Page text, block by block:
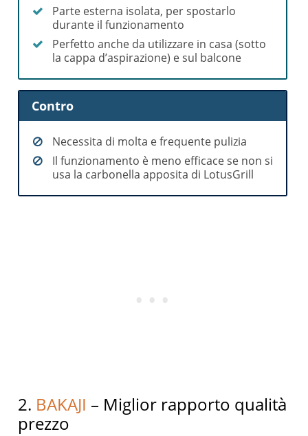
Parte esterna isolata, per spostarlo
durante il funzionamento
Perfetto anche da utilizzare in casa (sotto
la cappa d’aspirazione) e sul balcone
Contro
Necessita di molta e frequente pulizia
Il funzionamento è meno efficace se non si
usa la carbonella apposita di LotusGrill
2. BAKAJI – Miglior rapporto qualità
prezzo